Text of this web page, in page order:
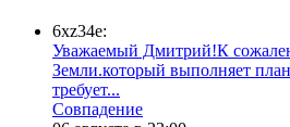
6xz34e:
Уважаемый Дмитрий!К
Земли.который выполняет
требует...
​Совпадение